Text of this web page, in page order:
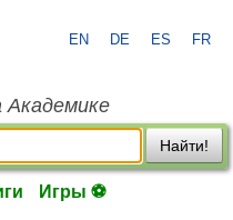
EN DE ES FR
Академике
Найти!
Игры ⚽